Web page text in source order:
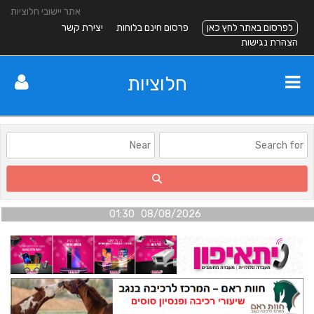
אתר יישובי חלוציות
לפרסום באתר לחץ כאן
פרסום חינם בלוחות
יצירת קשר
הצהרת נגישות
חלוציות
08/08/2026 01:30